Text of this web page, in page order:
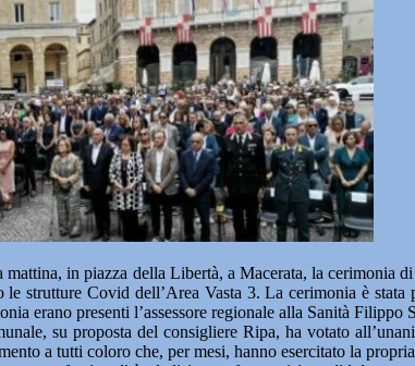
in piazza della Libertà, a Macerata, la cerimonia
le strutture Covid dell’Area Vasta 3. La cerimonia è
erano presenti l’assessore regionale alla Sanità
su proposta del consigliere Ripa, ha votato
a tutti coloro che, per mesi, hanno esercitato la